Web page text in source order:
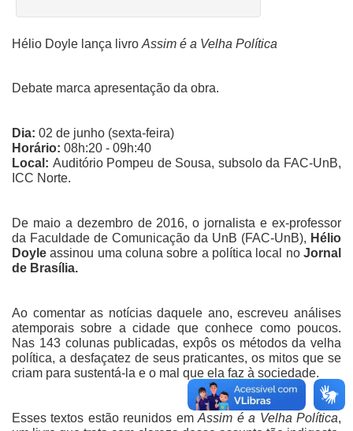
Hélio Doyle lança livro Assim é a Velha Política
Debate marca apresentação da obra.
Dia: 02 de junho (sexta-feira)
Horário: 08h:20 - 09h:40
Local: Auditório Pompeu de Sousa, subsolo da FAC-UnB,
ICC Norte.
De maio a dezembro de 2016, o jornalista e ex-professor
da Faculdade de Comunicação da UnB (FAC-UnB), Hélio
Doyle assinou uma coluna sobre a política local no Jornal
de Brasília.
Ao comentar as notícias daquele ano, escreveu análises
atemporais sobre a cidade que conhece como poucos.
Nas 143 colunas publicadas, expôs os métodos da velha
política, a desfaçatez de seus praticantes, os mitos que se
criam para sustentá-la e o mal que ela faz à sociedade.
Esses textos estão reunidos emAssim é a Velha Política,